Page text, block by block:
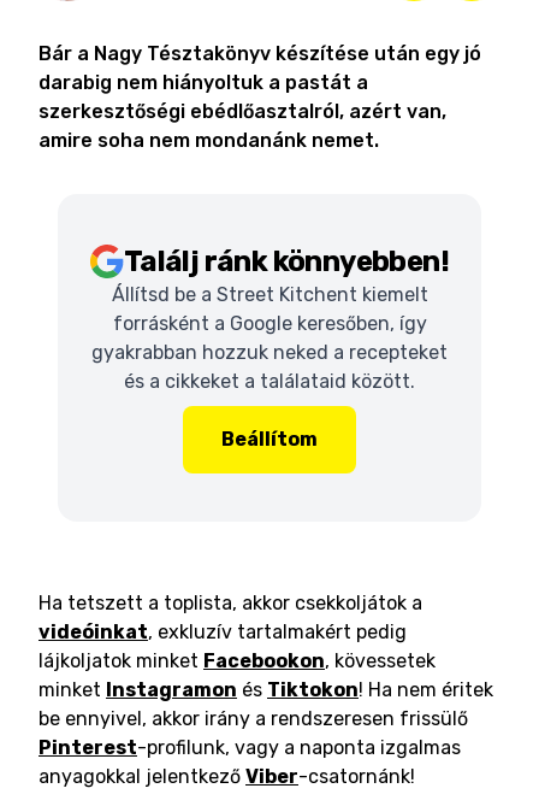
Bár a Nagy Tésztakönyv készítése után egy jó
darabig nem hiányoltuk a pastát a
szerkesztőségi ebédlőasztalról, azért van,
amire soha nem mondanánk nemet.
Találj ránk könnyebben!
Állítsd be a Street Kitchent kiemelt
forrásként a Google keresőben, így
gyakrabban hozzuk neked a recepteket
és a cikkeket a találataid között.
Beállítom
Ha tetszett a toplista, akkor csekkoljátok a
videóinkat, exkluzív tartalmakért pedig
lájkoljatok minket Facebookon, kövessetek
minket Instagramon és Tiktokon! Ha nem éritek
be ennyivel, akkor irány a rendszeresen frissülő
Pinterest-profilunk, vagy a naponta izgalmas
anyagokkal jelentkező Viber-csatornánk!